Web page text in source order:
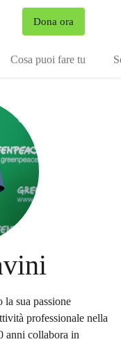
Dona ora
Cosa puoi fare tu
la sua passione
professionale nella
anni collabora in